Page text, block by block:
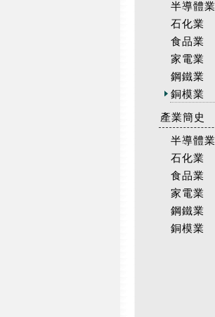
半導體業
石化業
食品業
家電業
鋼鐵業
銅模業
產業簡史
半導體業
石化業
食品業
家電業
鋼鐵業
銅模業